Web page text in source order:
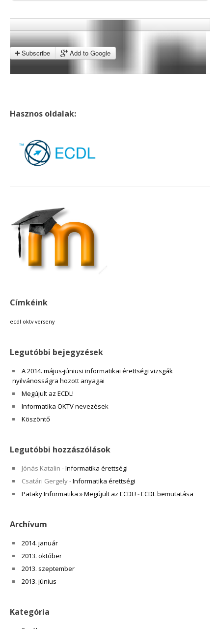
Subscribe Add to Google
Hasznos oldalak:
Címkéink
ecdl oktv verseny
Legutóbbi bejegyzések
A 2014. május-júniusi informatikai érettségi vizsgák
nyilvánosságra hozott anyagai
Megújult az ECDL!
Informatika OKTV nevezések
Köszöntő
Legutóbbi hozzászólások
Jónás Katalin -Informatika érettségi
Csatári Gergely-Informatika érettségi
Pataky Informatika » Megújult az ECDL! -ECDL bemutatása
Archívum
2014. január
2013. október
2013. szeptember
2013. június
Kategória